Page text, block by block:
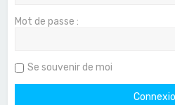
Mot de passe :
Se souvenir de moi